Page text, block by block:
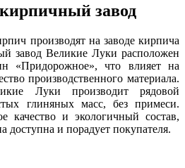
завод
производят на заводе кирпича
завод Великие Луки расположен
«Придорожное», что влияет на
производственного материала.
Луки производит рядовой
глиняных масс, без примеси.
качество и экологичный состав,
доступна и порадует покупателя.